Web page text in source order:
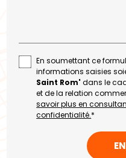
En soumettant ce
informations saisies
Saint Rom'dans le
et de la relation
savoir plus en
confidentialité.*